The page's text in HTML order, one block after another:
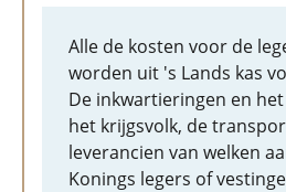
Alle de kosten voor de
worden uit 's Lands kas
De inkwartieringen en
het krijgsvolk, de
leverancien van welken
Konings legers of